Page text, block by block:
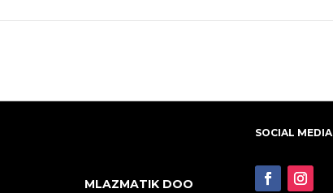
MLAZMATIK DOO
SOCIAL MEDIA